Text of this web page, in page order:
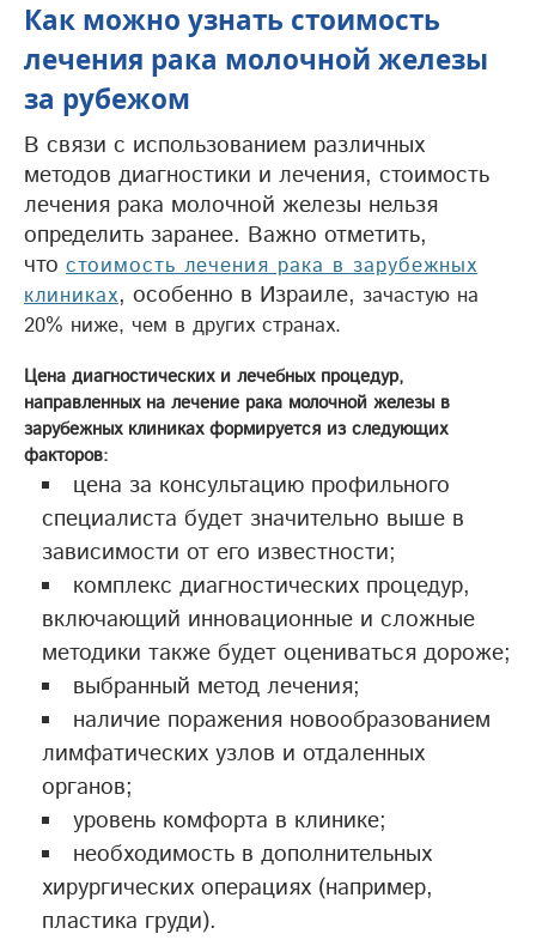
Как можно узнать стоимость
лечения рака молочной железы
за рубежом
В связи с использованием различных
методов диагностики и лечения, стоимость
лечения рака молочной железы нельзя
определить заранее. Важно отметить,
что стоимость лечения рака в зарубежных
клиниках, особенно в Израиле, зачастую на
20% ниже, чем в других странах.
Цена диагностических и лечебных процедур,
направленных на лечение рака молочной железы в
зарубежных клиниках формируется из следующих
факторов:
цена за консультацию профильного
специалиста будет значительно выше в
зависимости от его известности;
комплекс диагностических процедур,
включающий инновационные и сложные
методики также будет оцениваться дороже;
выбранный метод лечения;
наличие поражения новообразованием
лимфатических узлов и отдаленных
органов;
уровень комфорта в клинике;
необходимость в дополнительных
хирургических операциях (например,
пластика груди).